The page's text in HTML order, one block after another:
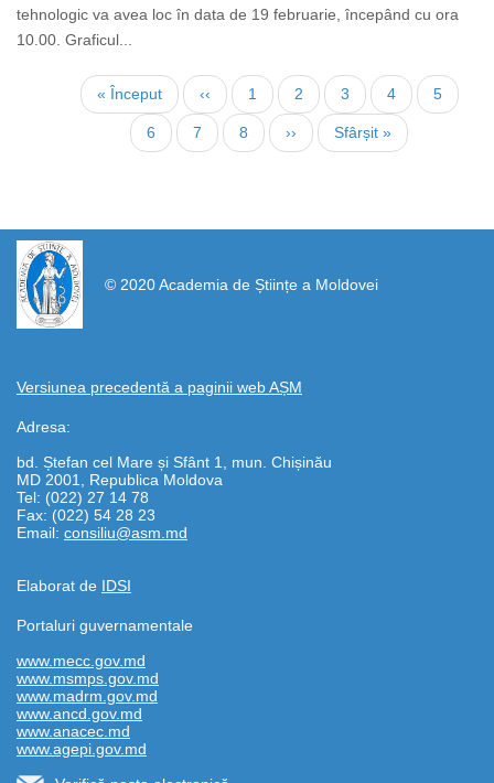
tehnologic va avea loc în data de 19 februarie, începând cu ora
10.00. Graficul...
PaginationFirst
page
« Început
Previous
page
‹‹ Page
1 Page
2 Page
3 Page
4 Page
5
Current
page
6 Page
7 Page
8
Next
page
››
Last
page
Sfârșit »
© 2020 Academia de Științe a Moldovei
Versiunea precedentă a paginii web AȘM
Adresa:
bd. Ștefan cel Mare și Sfânt 1, mun. Chișinău
MD 2001, Republica Moldova
Tel: (022) 27 14 78
Fax: (022) 54 28 23
Email: consiliu@asm.md
Elaborat de IDSI
https://propletenie.ru/
Portaluri guvernamentale
www.mecc.gov.md
www.msmps.gov.md
www.madrm.gov.md
www.ancd.gov.md
www.anacec.md
www.agepi.gov.md